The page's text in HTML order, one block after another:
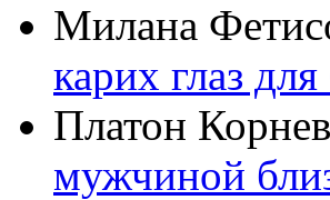
Милана
карих глаз
Платон Корнев
мужчиной